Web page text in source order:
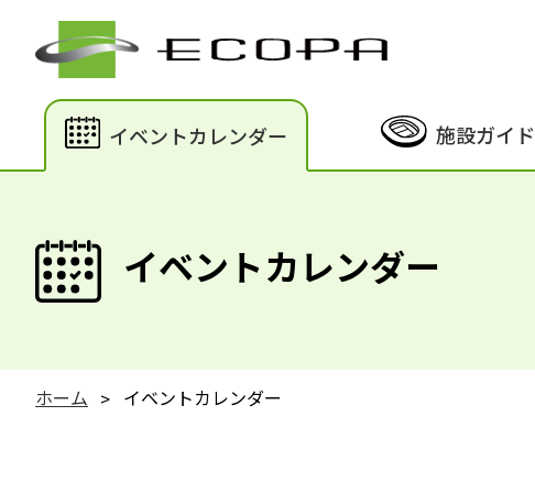
イベントカレンダー 施設ガイド
イベントカレンダー
ホーム イベントカレンダー